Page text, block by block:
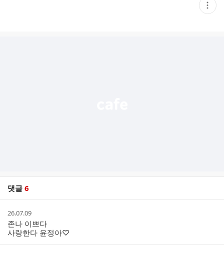
현
재
댓글 6
트
작
성
시
간
26.07.09
존나 이쁘다
사랑한다 윤정아♡